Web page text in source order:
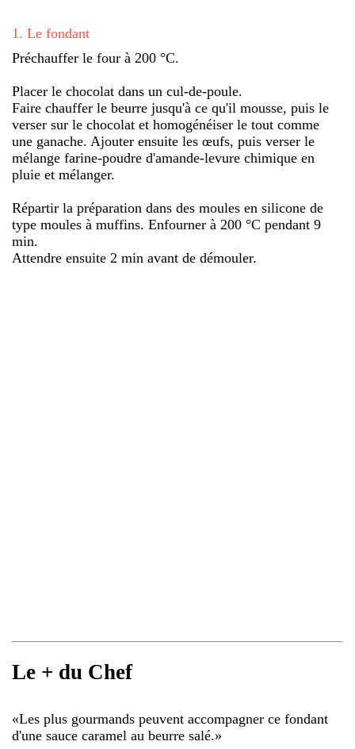
1 . Le fondant
Préchauffer le four à 200 °C.
Placer le chocolat dans un cul-de-poule.
Faire chauffer le beurre jusqu'à ce qu'il mousse, puis le
verser sur le chocolat et homogénéiser le tout comme
une ganache. Ajouter ensuite les œufs, puis verser le
mélange farine-poudre d'amande-levure chimique en
pluie et mélanger.
Répartir la préparation dans des moules en silicone de
type moules à muffins. Enfourner à 200 °C pendant 9
min.
Attendre ensuite 2 min avant de démouler.
Le + du Chef
«Les plus gourmands peuvent accompagner ce fondant
d'une sauce caramel au beurre salé.»